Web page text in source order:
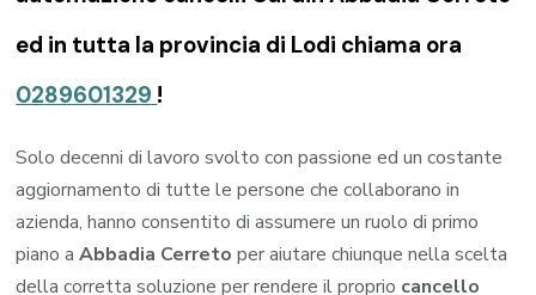
ed in tutta la provincia di Lodi chiama ora
0289601329 !
Solo decenni di lavoro svolto con passione ed un costante
aggiornamento di tutte le persone che collaborano in
azienda, hanno consentito di assumere un ruolo di primo
piano aAbbadia Cerreto per aiutare chiunque nella scelta
della corretta soluzione per rendere il proprio cancello